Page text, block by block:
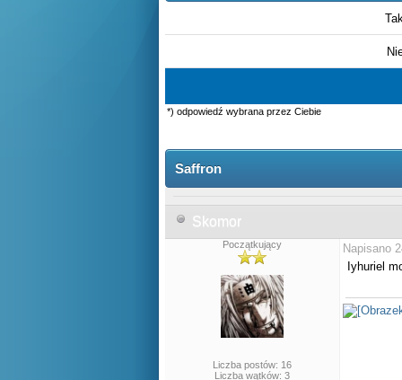
*) odpowiedź wybrana przez Ciebie
Saffron
Skomor
Początkujący
Liczba postów: 16
Liczba wątków: 3
Napisano
Iyhuriel